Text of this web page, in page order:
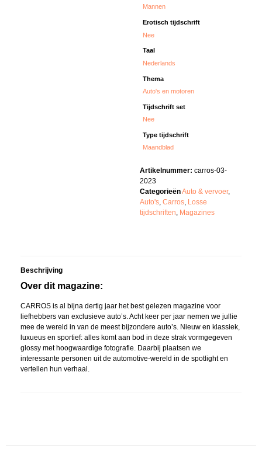
Mannen
Erotisch tijdschrift
Nee
Taal
Nederlands
Thema
Auto's en motoren
Tijdschrift set
Nee
Type tijdschrift
Maandblad
Artikelnummer: carros-03-
2023
CategorieënAuto & vervoer,
Auto's, Carros, Losse
tijdschriften, Magazines
Beschrijving
Over dit magazine:
CARROS is al bijna dertig jaar het best gelezen magazine voor
liefhebbers van exclusieve auto’s. Acht keer per jaar nemen we jullie
mee de wereld in van de meest bijzondere auto’s. Nieuw en klassiek,
luxueus en sportief: alles komt aan bod in deze strak vormgegeven
glossy met hoogwaardige fotografie. Daarbij plaatsen we
interessante personen uit de automotive-wereld in de spotlight en
vertellen hun verhaal.